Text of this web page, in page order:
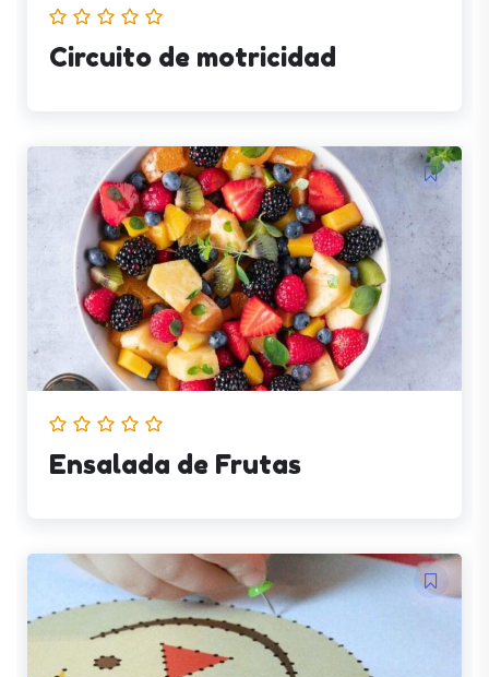
Circuito de motricidad
Ensalada de Frutas